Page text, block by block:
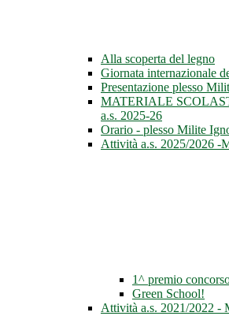
Alla scoperta del legno
Giornata internazionale
Presentazione plesso
MATERIALE
a.s. 2025-26
Orario - plesso Milite
Attività a.s. 2025/2026 -
1^ premio
Green School!
Attività a.s. 2021/2022 -